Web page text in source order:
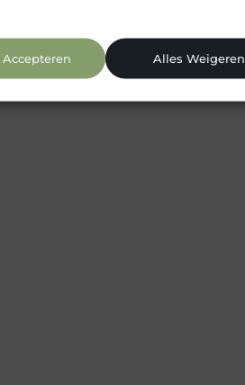
Accepteren Alles Weigeren